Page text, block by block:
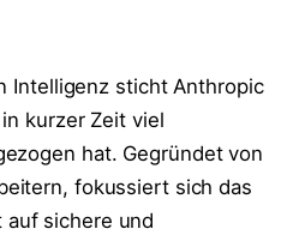
Intelligenz sticht Anthropic
kurzer Zeit viel
hat. Gegründet von
fokussiert sich das
sichere und